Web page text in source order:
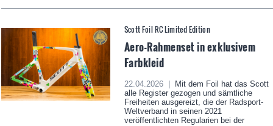
Scott Foil RC Limited Edition
Aero-Rahmenset in exklusivem
Farbkleid
22.04.2026 |
Mit dem Foil hat das Scott
alle Register gezogen und sämtliche
Freiheiten ausgereizt, die der Radsport-
Weltverband in seinen 2021
veröffentlichten Regularien bei der